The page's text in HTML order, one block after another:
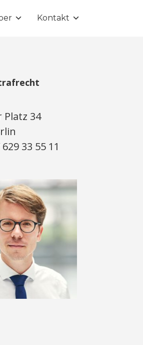
Kontakt
Platz 34
33 55 11